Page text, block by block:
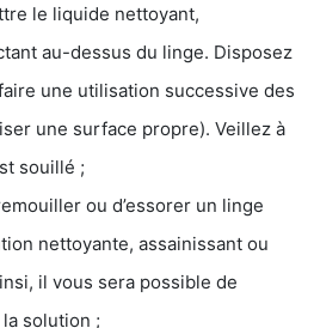
le liquide nettoyant,
au-dessus du linge. Disposez
une utilisation successive des
une surface propre). Veillez à
souillé ;
ou d’essorer un linge
nettoyante, assainissant ou
il vous sera possible de
solution ;